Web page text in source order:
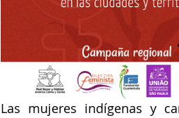
Las mujeres indígenas y